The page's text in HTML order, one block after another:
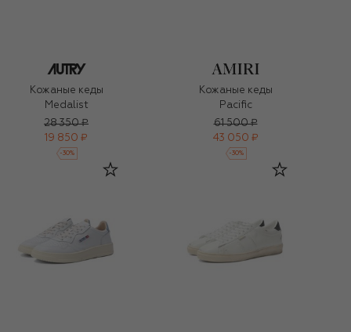
Кожаные кеды
Medalist
28 350 ₽
19 850 ₽
-30%
Кожаные кеды
Pacific
61 500 ₽
43 050 ₽
-30%